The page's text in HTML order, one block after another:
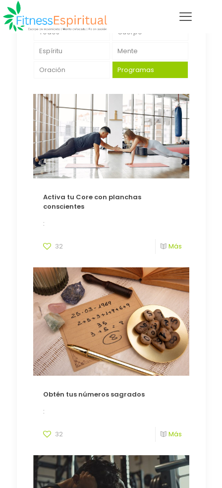
Todos Cuerpo
Espíritu Mente
Oración Programas
Activa tu Core con planchas
conscientes
:
32 Más
Obtén tus números sagrados
:
32 Más